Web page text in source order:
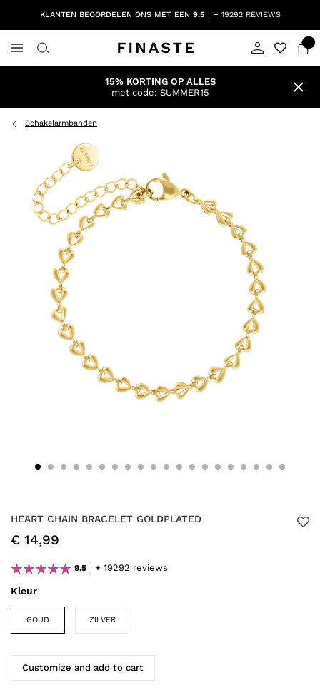
KLANTEN BEOORDELEN ONS MET EEN 9.5 + 19292 REVIEWS
15% KORTING OP ALLES
met code: SUMMER15
Schakelarmbanden
HEART CHAIN BRACELET GOLDPLATED
Kleur
GOUD ZILVER
9.5 + 19292 reviews
€ 14,99
Customize and add to cart